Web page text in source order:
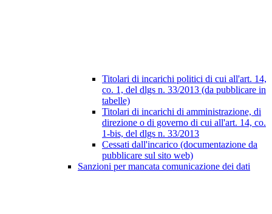
Titolari di incarichi politici di cui all'art. 14,
co. 1, del dlgs n. 33/2013 (da pubblicare in
tabelle)
Titolari di incarichi di amministrazione, di
direzione o di governo di cui all'art. 14, co.
1-bis, del dlgs n. 33/2013
Cessati dall'incarico (documentazione da
pubblicare sul sito web)
Sanzioni per mancata comunicazione dei dati